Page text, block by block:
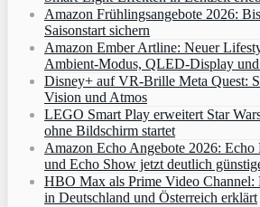
Amazon Frühlingsangebote 2026:
Saisonstart sichern
Amazon Ember Artline: Neuer
Ambient‑Modus, QLED‑Display
Disney+ auf VR-Brille Meta Quest:
Vision und Atmos
LEGO Smart Play erweitert Star
ohne Bildschirm startet
Amazon Echo Angebote 2026:
und Echo Show jetzt deutlich
HBO Max als Prime Video Channel:
in Deutschland und Österreich erklärt